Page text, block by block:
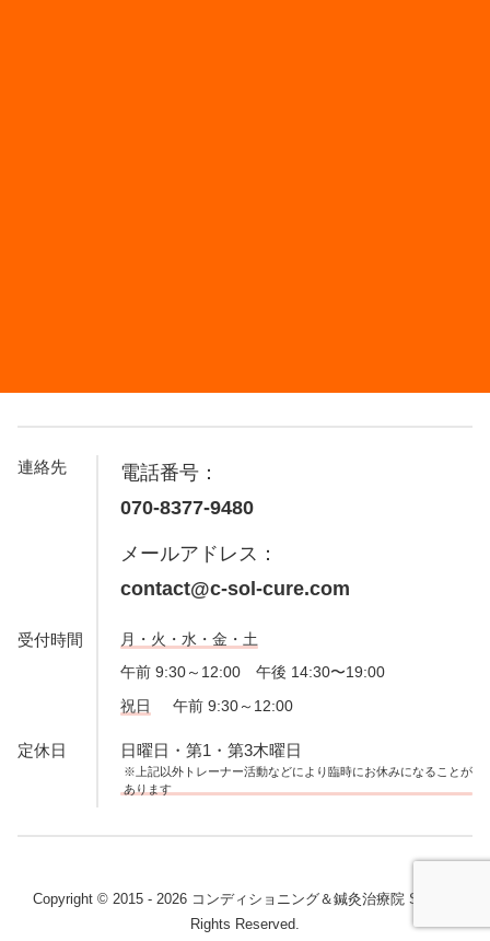
連絡先
電話番号：
070-8377-9480
メールアドレス：
contact@c-sol-cure.com
受付時間
月・火・水・金・土
午前 9:30～12:00 午後 14:30〜19:00
祝日
午前 9:30～12:00
定休日 日曜日・第1・第3木曜日
※上記以外トレーナー活動などにより臨時にお休みになることが
あります
Copyright © 2015 - 2026 コンディショニング＆鍼灸治療院 SoL. All
Rights Reserved.